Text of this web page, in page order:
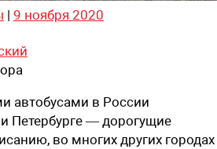
| 9 ноября 2020
автобусами в России
Петербурге — дорогущие
во многих других городах